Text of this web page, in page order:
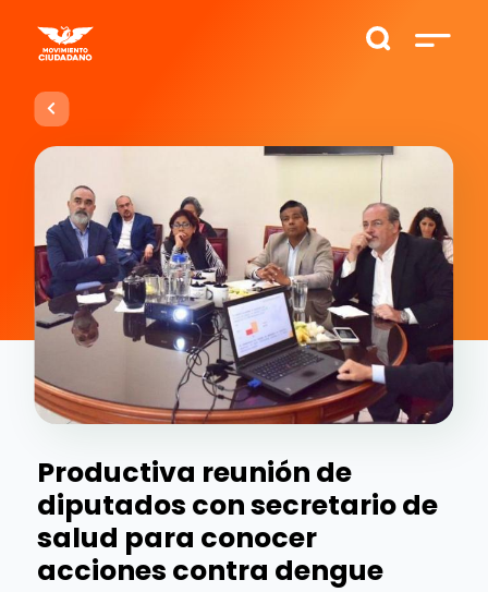
Productiva reunión de
diputados con secretario de
salud para conocer
acciones contra dengue